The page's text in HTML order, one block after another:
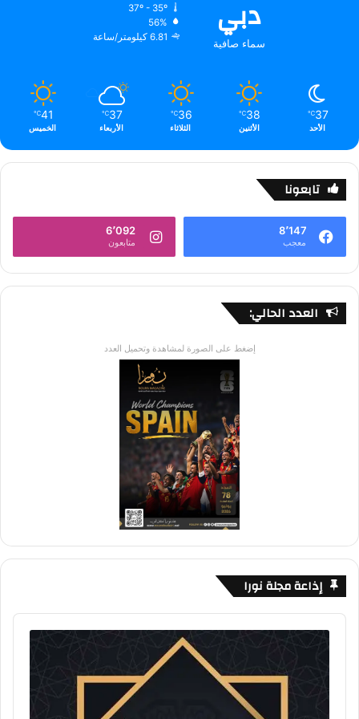
دبي
سماء صافية
37º - 35º
56%
6.81 كيلومتر/ساعة
37
℃
الأحد
38
℃
الأثنين
36
℃
الثلاثاء
37
℃
الأربعاء
41
℃
الخميس
تابعونا
8٬147
معجب
6٬092
متابعون
العدد الحالي:
إضغط على الصورة لمشاهدة وتحميل العدد
إذاعة مجلة نورا
Audio
Player